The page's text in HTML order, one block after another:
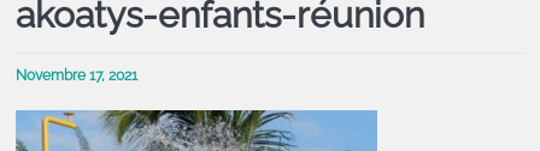
akoatys-enfants-réunion
Novembre 17, 2021